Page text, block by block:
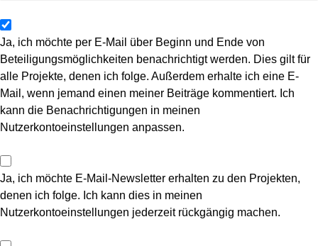
Ja, ich möchte per E-Mail über Beginn und Ende von
Beteiligungsmöglichkeiten benachrichtigt werden. Dies gilt für
alle Projekte, denen ich folge. Außerdem erhalte ich eine E-
Mail, wenn jemand einen meiner Beiträge kommentiert. Ich
kann die Benachrichtigungen in meinen
Nutzerkontoeinstellungen anpassen.
Ja, ich möchte E-Mail-Newsletter erhalten zu den Projekten,
denen ich folge. Ich kann dies in meinen
Nutzerkontoeinstellungen jederzeit rückgängig machen.